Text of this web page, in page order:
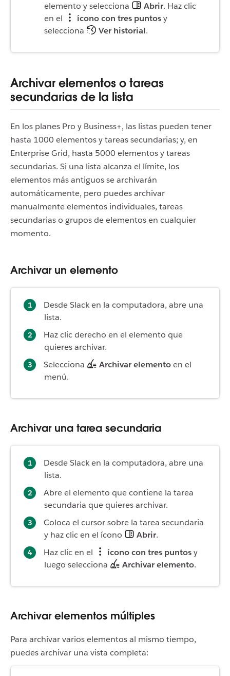
elemento y selecciona
Abrir. Haz clic
en el
ícono con tres puntosy
selecciona
Ver historial.
Archivar elementos o tareas
secundarias de la lista
En los planes Pro y Business+, las listas pueden tener
hasta 1000 elementos y tareas secundarias; y, en
Enterprise Grid, hasta 5000 elementos y tareas
secundarias. Si una lista alcanza el límite, los
elementos más antiguos se archivarán
automáticamente, pero puedes archivar
manualmente elementos individuales, tareas
secundarias o grupos de elementos en cualquier
momento.
Archivar un elemento
Desde Slack en la computadora, abre una
lista.
Haz clic derecho en el elemento que
quieres archivar.
Selecciona
Archivar elementoen el
menú.
Archivar una tarea secundaria
Desde Slack en la computadora, abre una
lista.
Abre el elemento que contiene la tarea
secundaria que quieres archivar.
Coloca el cursor sobre la tarea secundaria
y haz clic en el ícono
Abrir.
Haz clic en el
ícono con tres puntosy
luego selecciona
Archivar elemento.
Archivar elementos múltiples
Para archivar varios elementos al mismo tiempo,
puedes archivar una vista completa: